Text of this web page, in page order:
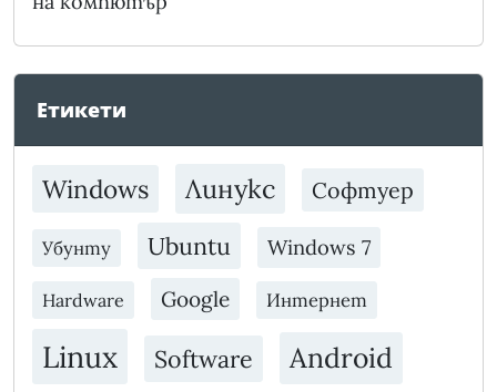
Етикети
Windows Линукс Софтуер
Убунту Ubuntu Windows 7
Hardware Google Интернет
Linux Software Android